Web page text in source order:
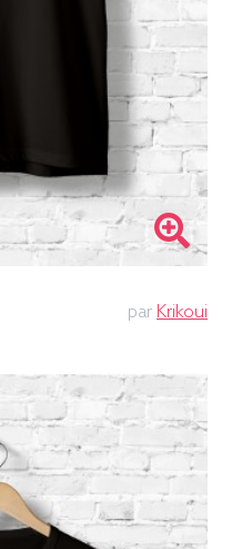
par Krikoui